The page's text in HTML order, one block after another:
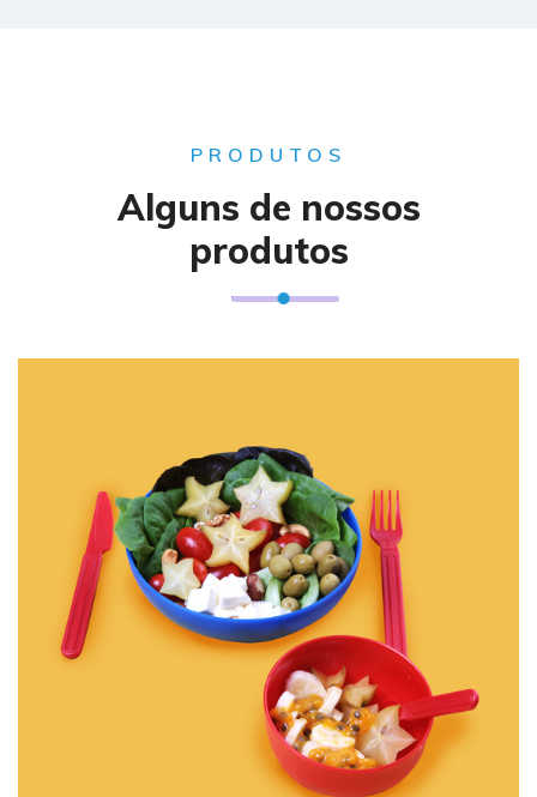
PRODUTOS
Alguns de nossos
produtos